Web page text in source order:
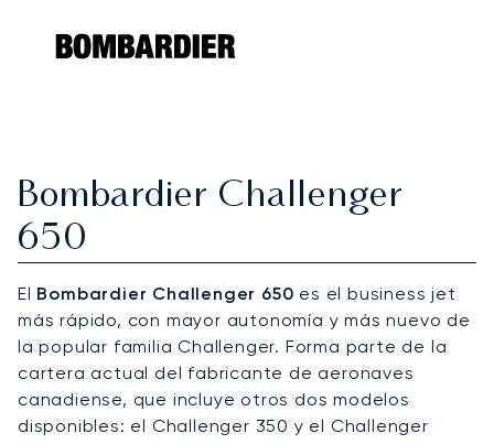
Bombardier Challenger
650
El Bombardier Challenger 650 es el business jet
más rápido, con mayor autonomía y más nuevo de
la popular familia Challenger. Forma parte de la
cartera actual del fabricante de aeronaves
canadiense, que incluye otros dos modelos
disponibles: el Challenger 350 y el Challenger